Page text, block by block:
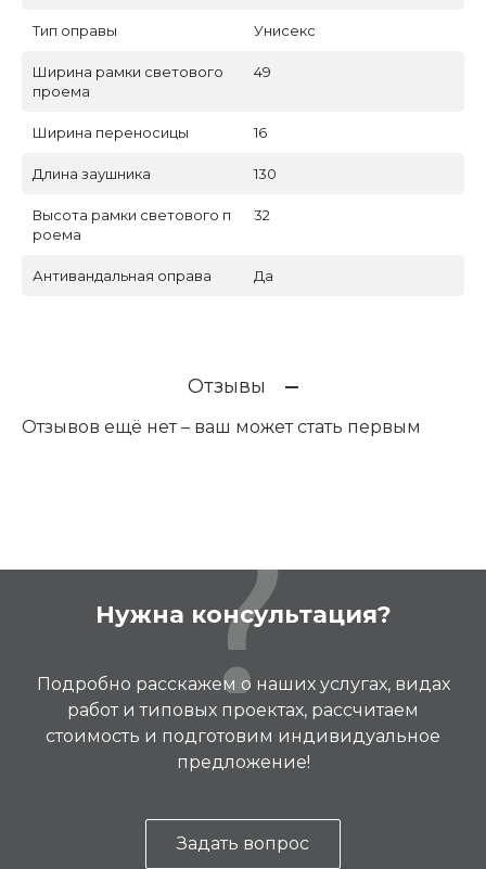
Тип оправы Унисекс
Ширина рамки светового
проема
49
Ширина переносицы 16
Длина заушника 130
Высота рамки светового п
роема
32
Антивандальная оправа Да
Отзывы
Отзывов ещё нет – ваш может стать первым
Нужна консультация?
Подробно расскажем о наших услугах, видах
работ и типовых проектах, рассчитаем
стоимость и подготовим индивидуальное
предложение!
Задать вопрос